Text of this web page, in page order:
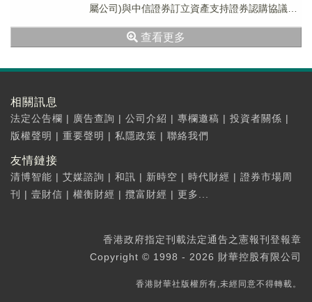
屬公司)與中信證券訂立資產支持證券認購協議，
查看更多
相關訊息
法定公告欄 | 廣告查詢 | 公司介紹 | 專欄邀稿 | 投資者關係 |
版權聲明 | 重要聲明 | 私隱政策 | 聯絡我們
友情鏈接
清博智能 | 艾媒諮詢 | 和訊 | 新時空 | 時代財經 | 證券市場周
刊
| 壹財信 | 權衡財經 | 攬富財經 | 更多...
香港政府指定刊載法定通告之憲報刊登報章
Copyright © 1998 - 2026 財華控股有限公司
香港財華社版權所有,未經同意不得轉載。